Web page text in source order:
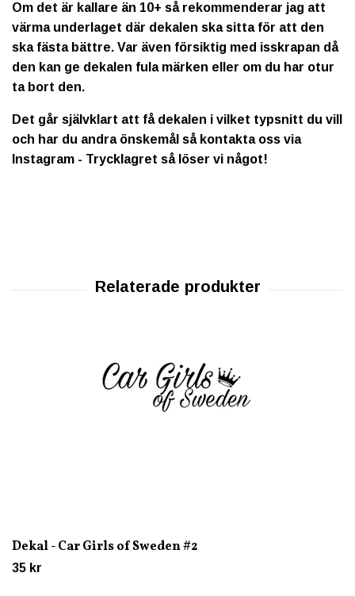
Om det är kallare än 10+ så rekommenderar jag att
värma underlaget där dekalen ska sitta för att den
ska fästa bättre. Var även försiktig med isskrapan då
den kan ge dekalen fula märken eller om du har otur
ta bort den.
Det går självklart att få dekalen i vilket typsnitt du vill
och har du andra önskemål så kontakta oss via
Instagram - Trycklagret så löser vi något!
Dekal - Car Girls of Sweden #2
35 kr